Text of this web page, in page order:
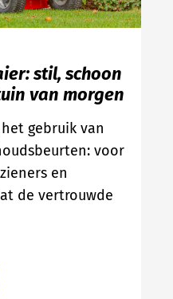
stil, schoon
van morgen
gebruik van
voor
en
de vertrouwde